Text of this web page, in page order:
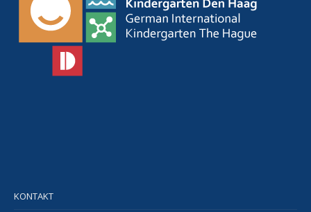
KONTAKT